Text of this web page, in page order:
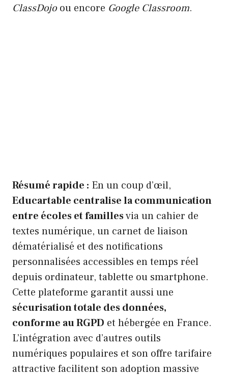
ClassDojo ou encore Google Classroom.
Résumé rapide : En un coup d’œil,
Educartable centralise la communication
entre écoles et famillesvia un cahier de
textes numérique, un carnet de liaison
dématérialisé et des notifications
personnalisées accessibles en temps réel
depuis ordinateur, tablette ou smartphone.
Cette plateforme garantit aussi une
sécurisation totale des données,
conforme au RGPD et hébergée en France.
L’intégration avec d’autres outils
numériques populaires et son offre tarifaire
attractive facilitent son adoption massive